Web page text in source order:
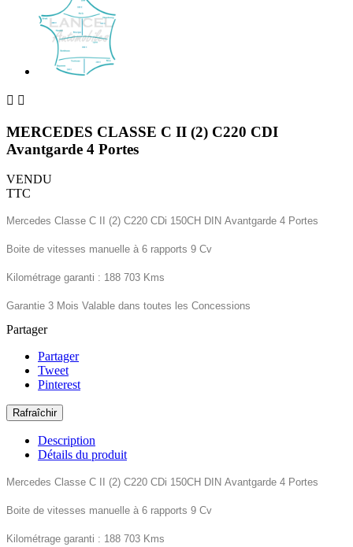
 
MERCEDES CLASSE C II (2) C220 CDI
Avantgarde 4 Portes
VENDU
TTC
Mercedes Classe C II (2) C220 CDi 150CH DIN Avantgarde 4 Portes
Boite de vitesses manuelle à 6 rapports 9 Cv
Kilométrage garanti : 188 703 Kms
Garantie 3 Mois Valable dans toutes les Concessions
Partager
Partager
Tweet
Pinterest
Description
Détails du produit
Mercedes Classe C II (2) C220 CDi 150CH DIN Avantgarde 4 Portes
Boite de vitesses manuelle à 6 rapports 9 Cv
Kilométrage garanti : 188 703 Kms